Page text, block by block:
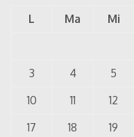
L Ma Mi
3
4 5
10
11 12
17
18 19